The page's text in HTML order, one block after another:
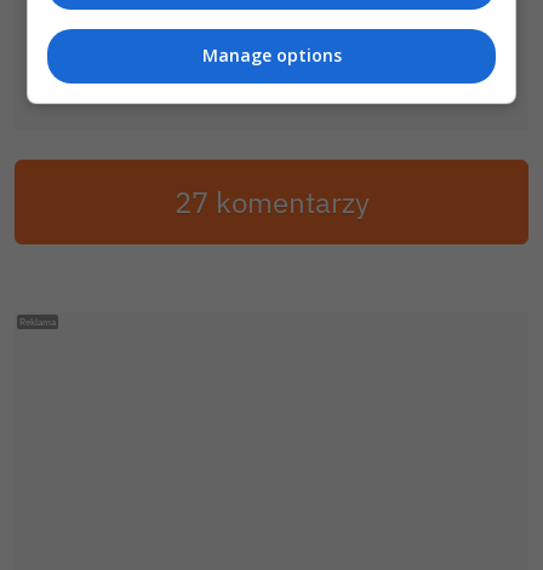
27 komentarzy
Manage options